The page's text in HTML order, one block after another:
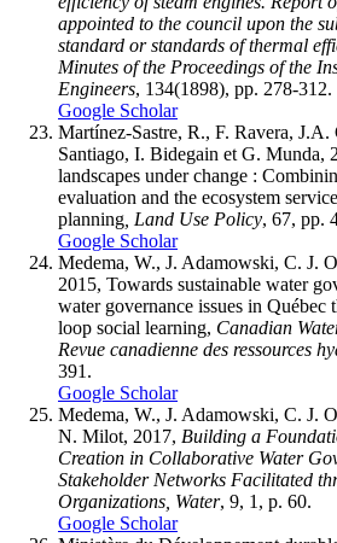
appointed to the council upon the
standard or standards of thermal
Minutes of the Proceedings of the
Engineers, 134(1898), pp. 278‑312.
Google Scholar
Martínez-Sastre, R., F. Ravera,
Santiago, I. Bidegain et G. Munda,
landscapes under change :
evaluation and the ecosystem
planning , Land Use Policy, 67, pp.
Google Scholar
Medema, W., J. Adamowski, C. J.
2015, Towards sustainable water
water governance issues in
loop social learning, Canadian
Revue canadienne des ressources
391.
Google Scholar
Medema, W., J. Adamowski, C. J.
N. Milot, 2017, Building a
Creation in Collaborative Water
Stakeholder Networks Facilitated
Organizations, Water, 9, 1, p. 60.
Google Scholar